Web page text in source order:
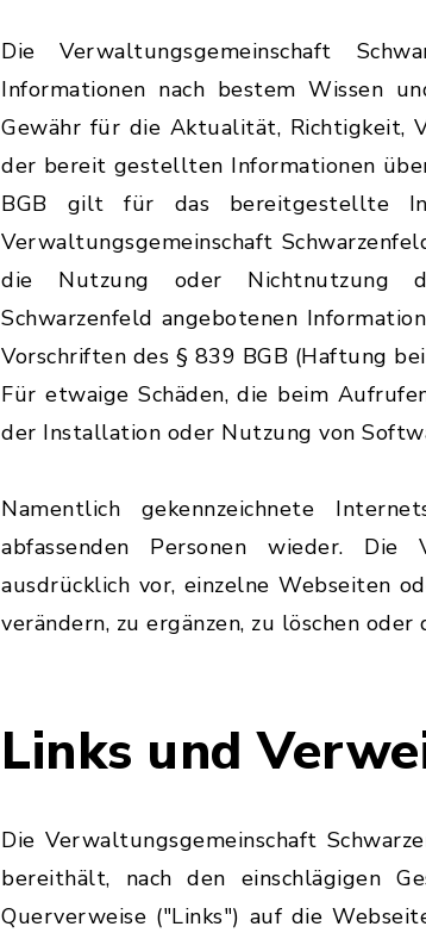
Die Verwaltungsgemeinschaft
Informationen nach bestem Wissen
Gewähr für die Aktualität, Richtigkeit,
der bereit gestellten Informationen
BGB gilt für das bereitgestellte
Verwaltungsgemeinschaft
die Nutzung oder Nichtnutzung
Schwarzenfeld angebotenen
Vorschriften des § 839 BGB (Haftung
Für etwaige Schäden, die beim
der Installation oder Nutzung von
Namentlich gekennzeichnete
abfassenden Personen wieder. Die
ausdrücklich vor, einzelne Webseiten
verändern, zu ergänzen, zu löschen
Links und
Die Verwaltungsgemeinschaft
bereithält, nach den einschlägigen
Querverweise ("Links") auf die